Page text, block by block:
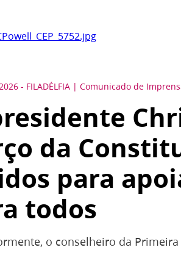
- FILADÉLFIA Comunicado de
da
para
todos
o conselheiro da